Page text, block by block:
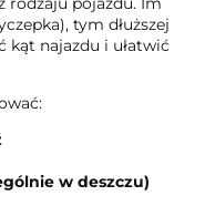
tym dłuższej
kąt najazdu i ułatwić
w deszczu)